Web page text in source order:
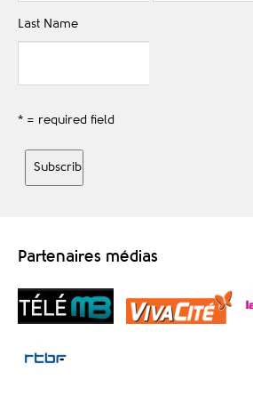
Last Name
* = required field
Partenaires médias